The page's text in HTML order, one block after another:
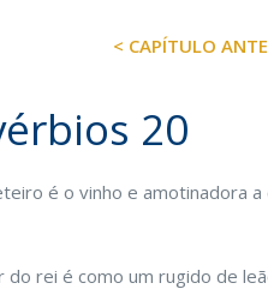
< CAPÍTULO
20
é o vinho e amotinadora
rei é como um rugido de